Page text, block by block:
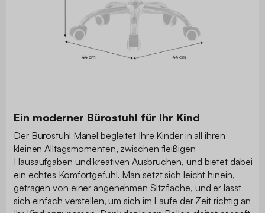
Ein moderner Bürostuhl für Ihr Kind
Der Bürostuhl Manel begleitet Ihre Kinder in all ihren
kleinen Alltagsmomenten, zwischen fleißigen
Hausaufgaben und kreativen Ausbrüchen, und bietet dabei
ein echtes Komfortgefühl. Man setzt sich leicht hinein,
getragen von einer angenehmen Sitzfläche, und er lässt
sich einfach verstellen, um sich im Laufe der Zeit richtig an